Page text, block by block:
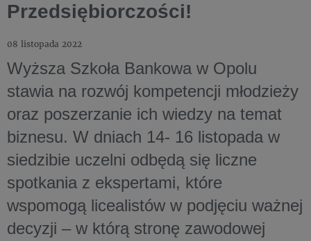
Przedsiębiorczości!
08 listopada 2022
Wyższa Szkoła Bankowa w Opolu
stawia na rozwój kompetencji młodzieży
oraz poszerzanie ich wiedzy na temat
biznesu. W dniach 14- 16 listopada w
siedzibie uczelni odbędą się liczne
spotkania z ekspertami, które
wspomogą licealistów w podjęciu ważnej
decyzji – w którą stronę zawodowej